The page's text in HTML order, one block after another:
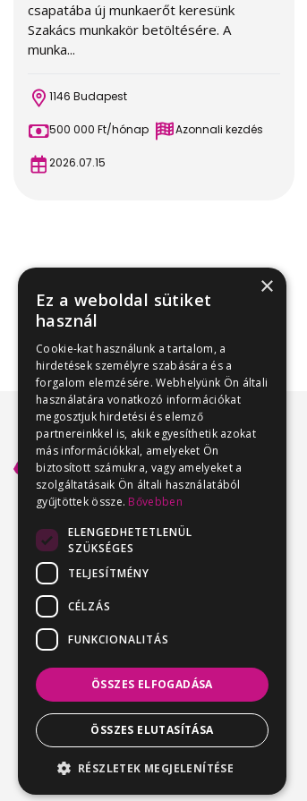
csapatába új munkaerőt keresünk
Szakács munkakör betöltésére. A
munka...
1146 Budapest
500 000 Ft/hónap Azonnali kezdés
2026.07.15
×
Ez a weboldal sütiket
használ
Cookie-kat használunk a tartalom, a
hirdetések személyre szabására és a
forgalom elemzésére. Webhelyünk Ön általi
használatára vonatkozó információkat
megosztjuk hirdetési és elemző
partnereinkkel is, akik egyesíthetik azokat
más információkkal, amelyeket Ön
biztosított számukra, vagy amelyeket a
szolgáltatásaik Ön általi használatából
gyűjtöttek össze. Bővebben
ELENGEDHETETLENÜL
SZÜKSÉGES
TELJESÍTMÉNY
CÉLZÁS
FUNKCIONALITÁS
ÖSSZES ELFOGADÁSA
ÖSSZES ELUTASÍTÁSA
RÉSZLETEK MEGJELENÍTÉSE